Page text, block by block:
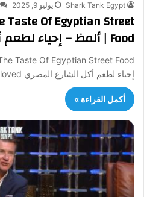
Shark Tank Egypt يوليو 9, 2025
Taste Of Egyptian Street
Food | ألمظ – إحياء لطعم أكل الشارع المصري
إحياء لطعم أكل الشارع المصري The Sharks loved…
أكمل القراءة »